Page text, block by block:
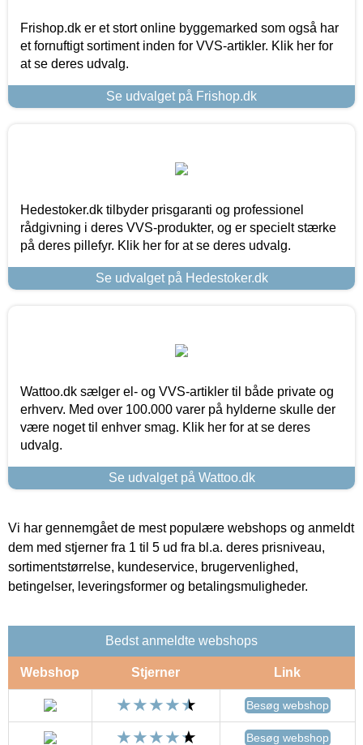
Frishop.dk er et stort online byggemarked som også har
et fornuftigt sortiment inden for VVS-artikler. Klik her for
at se deres udvalg.
Se udvalget på Frishop.dk
Hedestoker.dk tilbyder prisgaranti og professionel
rådgivning i deres VVS-produkter, og er specielt stærke
på deres pillefyr. Klik her for at se deres udvalg.
Se udvalget på Hedestoker.dk
Wattoo.dk sælger el- og VVS-artikler til både private og
erhverv. Med over 100.000 varer på hylderne skulle der
være noget til enhver smag. Klik her for at se deres
udvalg.
Se udvalget på Wattoo.dk
Vi har gennemgået de mest populære webshops og anmeldt
dem med stjerner fra 1 til 5 ud fra bl.a. deres prisniveau,
sortimentstørrelse, kundeservice, brugervenlighed,
betingelser, leveringsformer og betalingsmuligheder.
Bedst anmeldte webshops
Webshop Stjerner Link
Besøg webshop
Besøg webshop